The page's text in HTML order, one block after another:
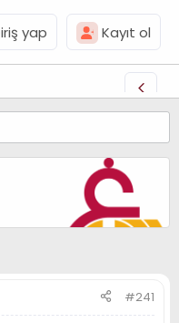
yap Kayıt ol
#241